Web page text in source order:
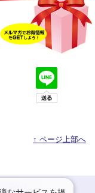
↑ ページ上部へ
ポリシー